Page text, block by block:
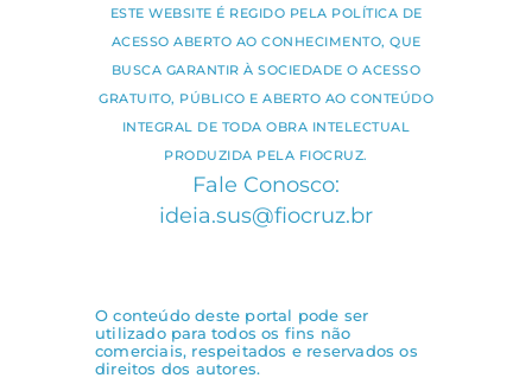
ESTE WEBSITE É REGIDO PELA POLÍTICA DE
ACESSO ABERTO AO CONHECIMENTO, QUE
BUSCA GARANTIR À SOCIEDADE O ACESSO
GRATUITO, PÚBLICO E ABERTO AO CONTEÚDO
INTEGRAL DE TODA OBRA INTELECTUAL
PRODUZIDA PELA FIOCRUZ.
Fale Conosco:
ideia.sus@fiocruz.br
O conteúdo deste portal pode ser
utilizado para todos os fins não
comerciais, respeitados e reservados os
direitos dos autores.